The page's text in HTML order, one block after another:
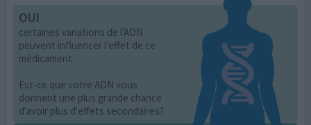
OUI
certaines variations de l'ADN
peuvent influencer l'effet de ce
médicament.
Est-ce que votre ADN vous
donnent une plus grande chance
d'avoir plus d'effets secondaires?